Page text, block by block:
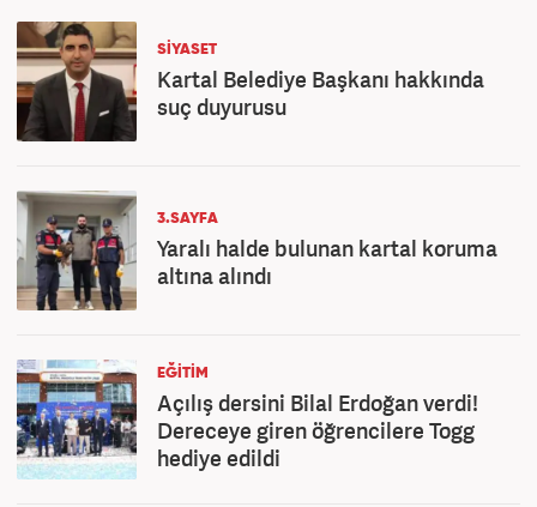
SİYASET
Kartal Belediye Başkanı hakkında
suç duyurusu
3.SAYFA
Yaralı halde bulunan kartal koruma
altına alındı
EĞİTİM
Açılış dersini Bilal Erdoğan verdi!
Dereceye giren öğrencilere Togg
hediye edildi